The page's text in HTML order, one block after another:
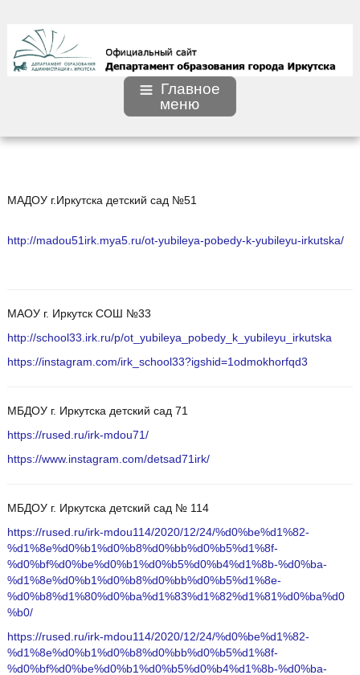
Главное
меню
МАДОУ г.Иркутска детский сад №51
http://madou51irk.mya5.ru/ot-yubileya-pobedy-k-yubileyu-irkutska/
МАОУ г. Иркутск СОШ №33
http://school33.irk.ru/p/ot_yubileya_pobedy_k_yubileyu_irkutska
https://instagram.com/irk_school33?igshid=1odmokhorfqd3
МБДОУ г. Иркутска детский сад 71
https://rused.ru/irk-mdou71/
https://www.instagram.com/detsad71irk/
МБДОУ г. Иркутска детский сад № 114
https://rused.ru/irk-mdou114/2020/12/24/%d0%be%d1%82-
%d1%8e%d0%b1%d0%b8%d0%bb%d0%b5%d1%8f-
%d0%bf%d0%be%d0%b1%d0%b5%d0%b4%d1%8b-%d0%ba-
%d1%8e%d0%b1%d0%b8%d0%bb%d0%b5%d1%8e-
%d0%b8%d1%80%d0%ba%d1%83%d1%82%d1%81%d0%ba%d0
%b0/
https://rused.ru/irk-mdou114/2020/12/24/%d0%be%d1%82-
%d1%8e%d0%b1%d0%b8%d0%bb%d0%b5%d1%8f-
%d0%bf%d0%be%d0%b1%d0%b5%d0%b4%d1%8b-%d0%ba-